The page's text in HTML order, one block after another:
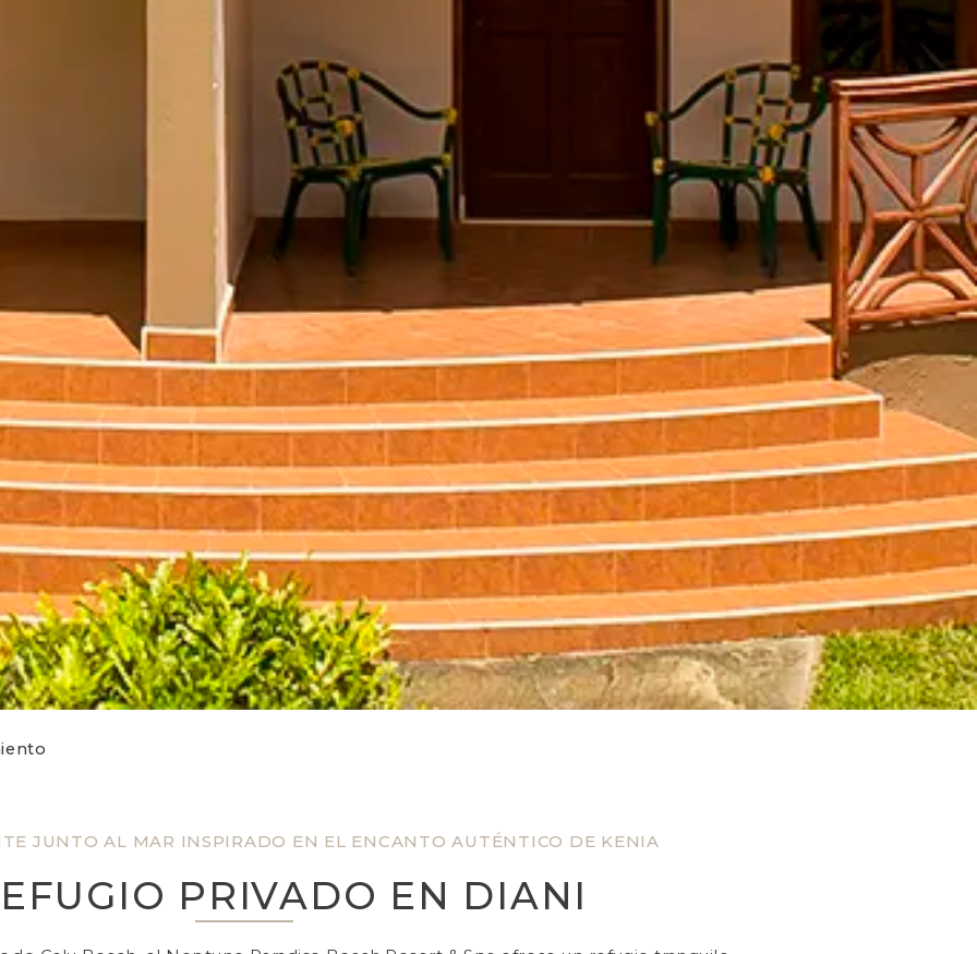
JUNTO AL MAR INSPIRADO EN EL ENCANTO AUTÉNTICO DE KENIA
PRIVADO EN DIANI